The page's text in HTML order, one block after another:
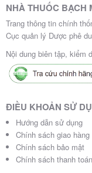
2026 (Theo Tờ
Cách dùng:
dùng lúc no hoặc
khả dụng). Uống
Đối tượng / B
ệnh lý
NHÀ THUỐC BẠCH
Trang thông tin chính
Cục quản lý Dược phê
Nội dung biên tập, kiểm
ĐIỀU KHOẢN SỬ
Hướng dẫn sử dụng
Chính sách giao hàng
Chính sách bảo mật
Chính sách thanh toán